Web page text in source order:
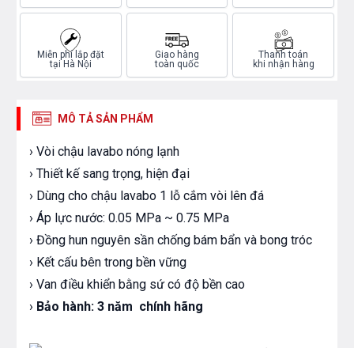
Miễn phí lắp đặt
tại Hà Nội
Giao hàng
toàn quốc
Thanh toán
khi nhận hàng
MÔ TẢ SẢN PHẨM
› Vòi chậu lavabo nóng lạnh
› Thiết kế sang trọng, hiện đại
› Dùng cho chậu lavabo 1 lỗ cắm vòi lên đá
› Áp lực nước: 0.05 MPa ~ 0.75 MPa
› Đồng hun nguyên sần chống bám bẩn và bong tróc
› Kết cấu bên trong bền vững
› Van điều khiển bằng sứ có độ bền cao
› Bảo hành: 3 năm chính hãng